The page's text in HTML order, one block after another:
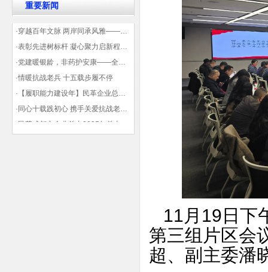
重要新闻
·穿越百年文脉 两岸同承风雅——民革四川省委会“中山天府大讲堂”第三讲在蓉举办
·表彰先进树标杆 凝心聚力启新程——民革企业总支部参加2025年度先进表彰大会有感
·党建暖银龄，非药护安康——全球健康公益大讲堂温情纪实
·情暖抗战老兵 十五载步履不停
·【履职能力建设年】民革企业总支部联合多地民革基层组织发起“夏日送清凉”活动 致敬“乡镇美容师”
·同心十载践初心 携手关爱抗战老兵——民革企业总支部 十年帮扶抗战老兵工作纪实
11月19日下
第三组片区会
超、副主委潘